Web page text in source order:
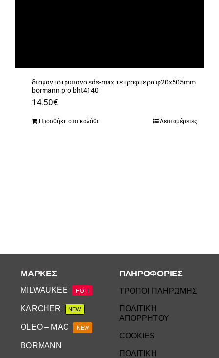
διαμαντοτρυπανο sds-max τετραφτερο φ20x505mm
bormann pro bht4140
14.50€
Προσθήκη στο καλάθι Λεπτομέρειες
ΜΆΡΚΕΣ
MILWAUKEE HOT!
KARCHER NEW
OLEO – MAC NEW
BORMANN
ΠΛΗΡΟΦΟΡΙΕΣ
ΤΡΟΠΟΙ ΠΛΗΡΩΜΗΣ
ΠΟΛΙΤΙΚΗ
ΑΠΟΡΡΗΤΟΥ
COOKIES
ΠΟΛΙΤΙΚΗ